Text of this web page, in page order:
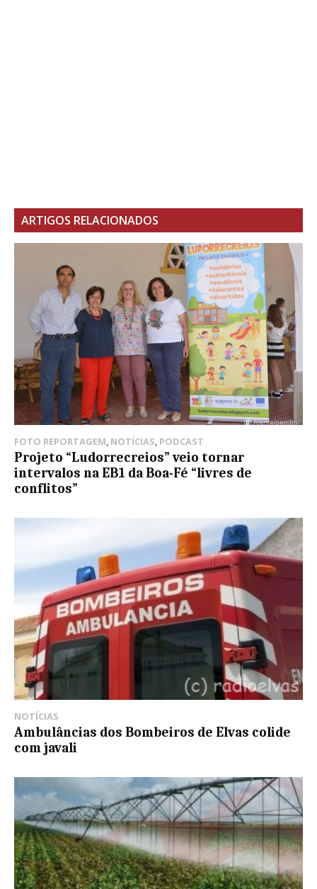
ARTIGOS RELACIONADOS
FOTO REPORTAGEM, NOTÍCIAS, PODCAST
Projeto “Ludorrecreios” veio tornar
intervalos na EB1 da Boa-Fé “livres de
conflitos”
NOTÍCIAS
Ambulâncias dos Bombeiros de Elvas colide
com javali